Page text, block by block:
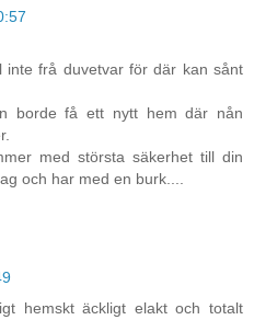
inte frå duvetvar för där kan sånt
borde få ett nytt hem där nån
med största säkerhet till din
och har med en burk....
hemskt äckligt elakt och totalt